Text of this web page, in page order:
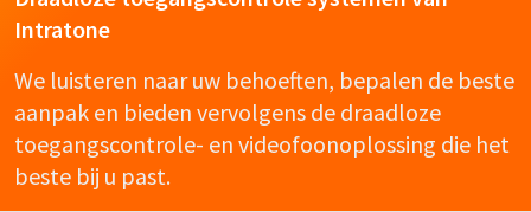
Intratone
We luisteren naar uw behoeften, bepalen de beste
aanpak en bieden vervolgens de draadloze
toegangscontrole- en videofoonoplossing die het
beste bij u past.